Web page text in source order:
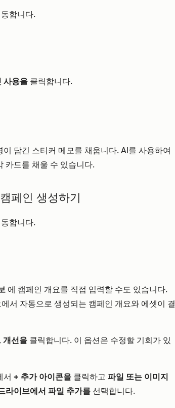
합니다.
사용을 클릭합니다.
담긴 스티커 메모를 채웁니다. AI를 사용하여
카드를 채울 수 있습니다.
페인 생성하기
합니다.
에 캠페인 개요를 직접 입력할 수도 있습니다.
서 자동으로 생성되는 캠페인 개요와 에셋이 결
개선을 클릭합니다. 이 옵션은 수정할 기회가 있
서 + 추가 아이콘을 클릭하고 파일 또는 이미지
라이브에서 파일 추가를 선택합니다.